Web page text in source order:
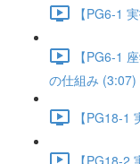
【PG6-1
【PG6-1
の仕組み (3:07)
【PG18-1
【PG18-2